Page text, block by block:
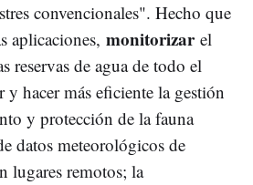
convencionales". Hecho que
aplicaciones, monitorizar el
reservas de agua de todo el
hacer más eficiente la gestión
y protección de la fauna
datos meteorológicos de
lugares remotos; la